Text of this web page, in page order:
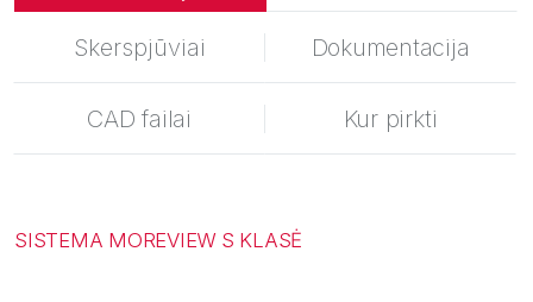
ĮkvėpimaiSkerspjūviai Dokumentacija
CAD failai Kur pirkti
SISTEMA MOREVIEW S KLASĖ